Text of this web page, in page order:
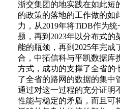
浙交集团的地实践在如此短
的政策的落地的工作做的如
力，从2019年将TiDB作为
题，再到2023年以分布式的
能的瓶颈，再到2025年完成
合，中拓信科与平凯数据库
方式，成功的支撑了全省的
了全省的路网的数据的集中
通过对这一过程的充分证明
性能与稳定的矛盾，而且可